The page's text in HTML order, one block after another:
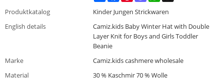
Produktkatalog
Kinder Jungen Strickwaren
English details
Camiz.kids Baby Winter Hat with Double
Layer Knit for Boys and Girls Toddler
Beanie
Marke
Camiz.kids cashmere wholesale
Material
30 % Kaschmir 70 % Wolle